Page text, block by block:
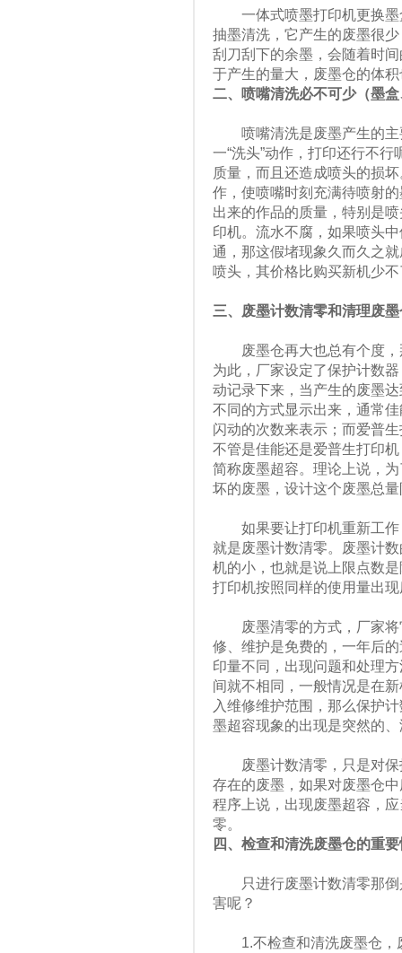
一体式喷墨打印机更换墨
抽墨清洗，它产生的废墨很
刮刀刮下的余墨，会随着时
于产生的量大，废墨仓的体
二、喷嘴清洗必不可少（墨
喷嘴清洗是废墨产生的主
一“洗头”动作，打印还行不
质量，而且还造成喷头的损
作，使喷嘴时刻充满待喷射
出来的作品的质量，特别是
印机。流水不腐，如果喷头
通，那这假堵现象久而久之
喷头，其价格比购买新机少
三、废墨计数清零和清理废
废墨仓再大也总有个度，
为此，厂家设定了保护计数
动记录下来，当产生的废墨
不同的方式显示出来，通常
闪动的次数来表示；而爱普
不管是佳能还是爱普生打印
简称废墨超容。理论上说，
坏的废墨，设计这个废墨总
如果要让打印机重新工作
就是废墨计数清零。废墨计
机的小，也就是说上限点数
打印机按照同样的使用量出
废墨清零的方式，厂家将
修、维护是免费的，一年后
印量不同，出现问题和处理
间就不相同，一般情况是在
入维修维护范围，那么保护
墨超容现象的出现是突然的
废墨计数清零，只是对保
存在的废墨，如果对废墨仓
程序上说，出现废墨超容，
零。
四、检查和清洗废墨仓的重
只进行废墨计数清零那倒
害呢？
1.不检查和清洗废墨仓，